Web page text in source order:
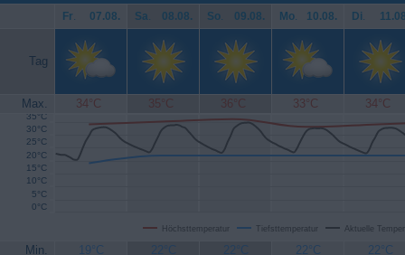
Fr. 07.08. Sa. 08.08. So. 09.08. Mo. 10.08. Di.
Tag
Max. 34°C 35°C 36°C 33°C 34°C
Höchsttemperatur Tiefsttemperatur Aktuelle
0°C
5°C
10°C
15°C
20°C
25°C
30°C
35°C
Min. 19°C 22°C 22°C 22°C 22°C